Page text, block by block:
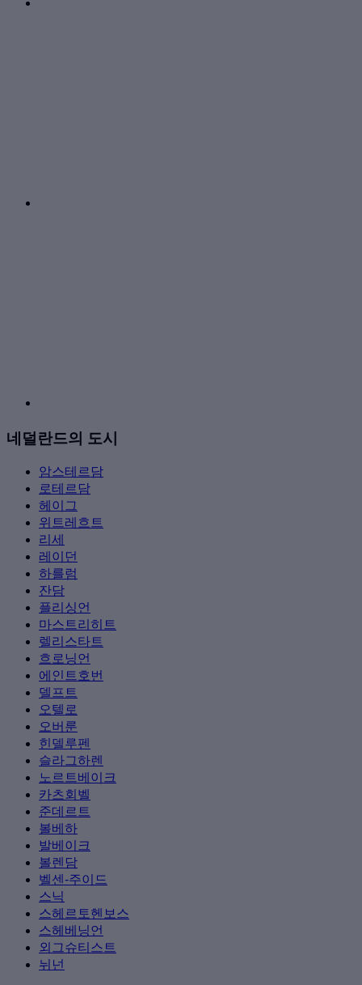
네덜란드의 도시
암스테르담
로테르담
헤이그
위트레흐트
리세
레이던
하를럼
잔담
플리싱언
마스트리히트
렐리스타트
흐로닝언
에인트호번
델프트
오텔로
오버룬
힌델루펜
슬라그하렌
노르트베이크
카츠회벨
준데르트
볼베하
발베이크
볼렌담
벨센-주이드
스닉
스헤르토헨보스
스헤베닝언
외그슈티스트
뉘넌